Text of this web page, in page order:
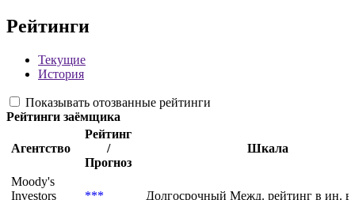
Рейтинги
Текущие
История
Показывать отозванные рейтинги
Рейтинги заёмщика
Агентство
Рейтинг
/
Прогноз
Шкала
Moody's
Investors
*** Долгосрочный Межд. рейтинг в ин.